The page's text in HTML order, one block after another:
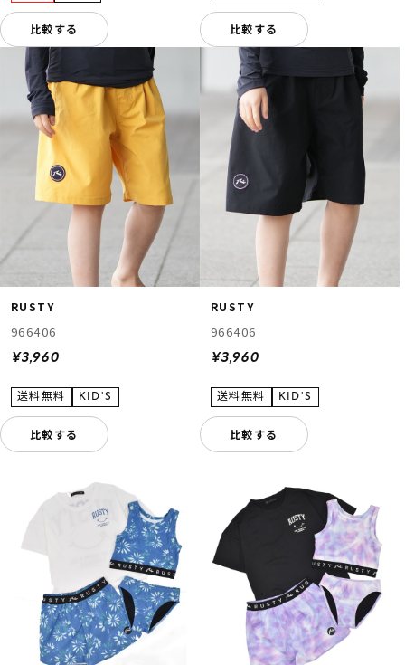
比較する 比較する
RUSTY
966406
¥3,960
比較する
RUSTY
966406
¥3,960
比較する